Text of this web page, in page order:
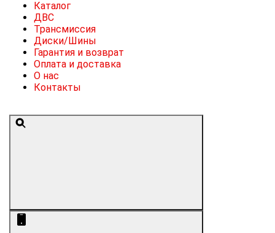
Каталог
ДВС
Трансмиссия
Диски/Шины
Гарантия и возврат
Оплата и доставка
О нас
Контакты